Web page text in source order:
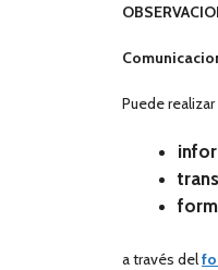
Puede
a través del